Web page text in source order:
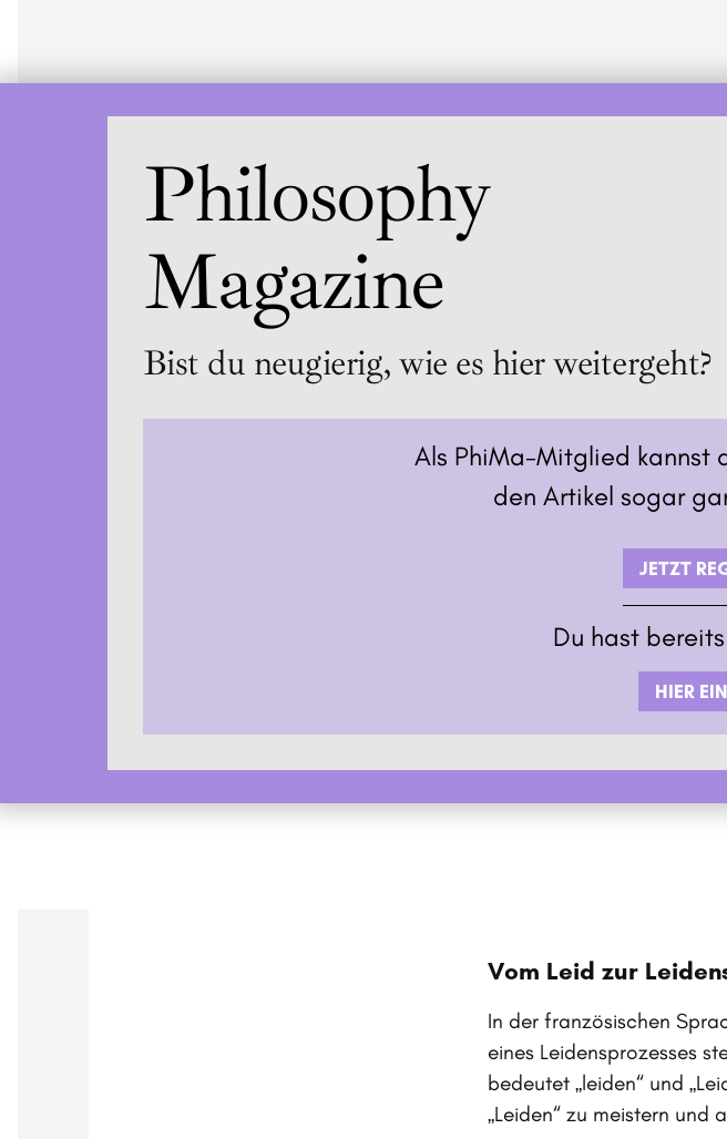
Philosophy
Magazine
Bist du neugierig, wie es hier weitergeht?
Als PhiMa-Mitglied kannst
den Artikel sogar
JETZT
Du hast
HIER
Vom Leid zur
In der französischen
eines Leidensprozesses
bedeutet „leiden“ und
„Leiden“ zu meistern und